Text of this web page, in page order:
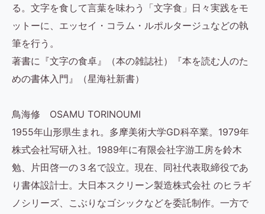
る。文字を食して言葉を味わう「文字食」日々実践をモ
ットーに、エッセイ・コラム・ルポルタージュなどの執
筆を行う。
著書に『文字の食卓』（本の雑誌社）『本を読む人のた
めの書体入門』（星海社新書）
鳥海修 OSAMU TORINOUMI
1955年山形県生まれ。多摩美術大学GD科卒業。1979年
株式会社写研入社。1989年に有限会社字游工房を鈴木
勉、片田啓一の３名で設立。現在、同社代表取締役であ
り書体設計士。大日本スクリーン製造株式会社 のヒラギ
ノシリーズ、こぶりなゴシックなどを委託制作。一方で